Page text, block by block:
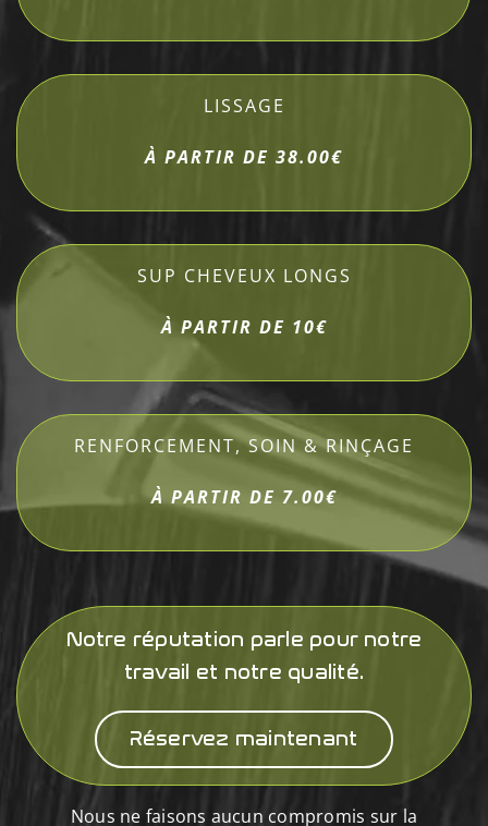
Nous ne faisons aucun compromis sur la
LISSAGE
À PARTIR DE 38.00€
SUP CHEVEUX LONGS
À PARTIR DE 10€
RENFORCEMENT, SOIN & RINÇAGE
À PARTIR DE 7.00€
Notre réputation parle pour notre
travail et notre qualité.
Réservez maintenant